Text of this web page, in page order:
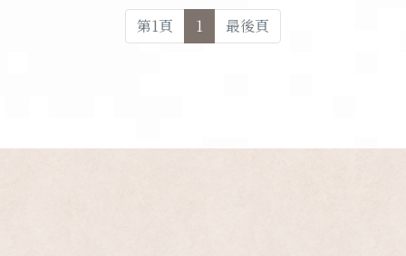
第1頁 1 最後頁